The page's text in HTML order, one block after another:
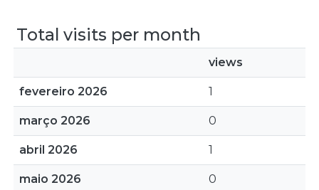
Total visits per month
views
fevereiro 2026 1
março 2026 0
abril 2026 1
maio 2026 0